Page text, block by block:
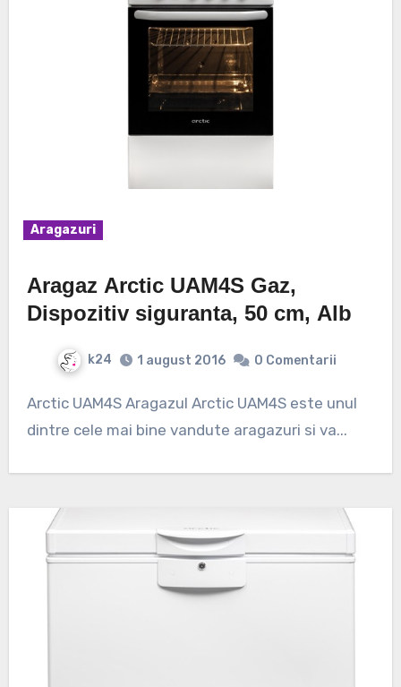
Aragazuri
Aragaz Arctic UAM4S Gaz,
Dispozitiv siguranta, 50 cm, Alb
k24 1 august 2016 0 Comentarii
Arctic UAM4S Aragazul Arctic UAM4S este unul
dintre cele mai bine vandute aragazuri si va...